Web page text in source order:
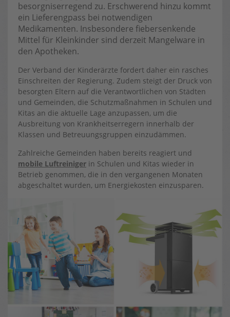
besorgniserregend zu. Erschwerend hinzu kommt
ein Lieferengpass bei notwendigen
Medikamenten. Insbesondere fiebersenkende
Mittel für Kleinkinder sind derzeit Mangelware in
den Apotheken.
Der Verband der Kinderärzte fordert daher ein rasches
Einschreiten der Regierung. Zudem steigt der Druck von
besorgten Eltern auf die Verantwortlichen von Städten
und Gemeinden, die Schutzmaßnahmen in Schulen und
Kitas an die aktuelle Lage anzupassen, um die
Ausbreitung von Krankheitserregern innerhalb der
Klassen und Betreuungsgruppen einzudämmen.
Zahlreiche Gemeinden haben bereits reagiert und
mobile Luftreiniger in Schulen und Kitas wieder in
Betrieb genommen, die in den vergangenen Monaten
abgeschaltet wurden, um Energiekosten einzusparen.